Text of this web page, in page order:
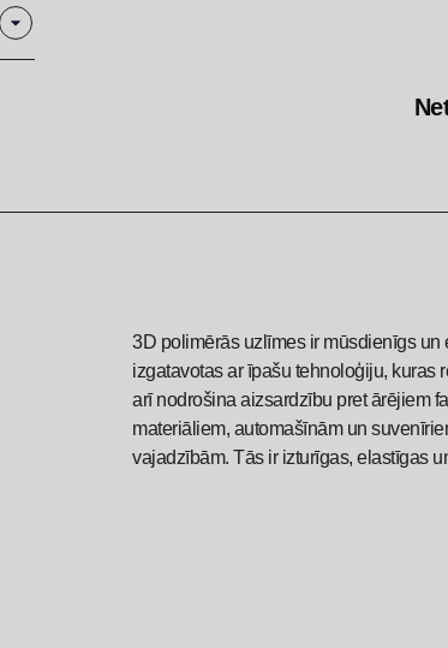
3D polimērās uzlīmes ir mūsdienīgs
izgatavotas ar īpašu tehnoloģiju, kuras
arī nodrošina aizsardzību pret ārējiem
materiāliem, automašīnām un
vajadzībām. Tās ir izturīgas, elastīgas